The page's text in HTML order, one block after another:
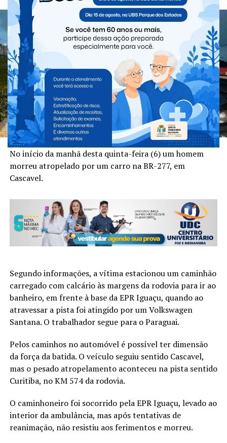
No início da manhã desta quinta-feira (6) um homem
morreu atropelado por um carro na BR-277, em
Cascavel.
Segundo informações, a vítima estacionou um caminhão
carregado com calcário às margens da rodovia para ir ao
banheiro, em frente à base da EPR Iguaçu, quando ao
atravessar a pista foi atingido por um Volkswagen
Santana. O trabalhador segue para o Paraguai.
Pelos caminhos no automóvel é possível ter dimensão
da força da batida. O veículo seguiu sentido Cascavel,
mas o pesado atropelamento aconteceu na pista sentido
Curitiba, no KM 574 da rodovia.
O caminhoneiro foi socorrido pela EPR Iguaçu, levado ao
interior da ambulância, mas após tentativas de
reanimação, não resistiu aos ferimentos e morreu.